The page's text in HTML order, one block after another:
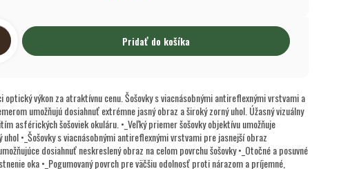
Pridať do košíka
optický výkon za atraktívnu cenu. Šošovky s viacnásobnými antireflexnými vrstvami a
umožňujú dosiahnuť extrémne jasný obraz a široký zorný uhol. Úžasný vizuálny
asférických šošoviek okuláru. •_Veľký priemer šošovky objektívu umožňuje
•_Šošovky s viacnásobnými antireflexnými vrstvami pre jasnejší obraz
dosiahnuť neskreslený obraz na celom povrchu šošovky •_Otočné a posuvné
oka •_Pogumovaný povrch pre väčšiu odolnosť proti nárazom a príjemné,